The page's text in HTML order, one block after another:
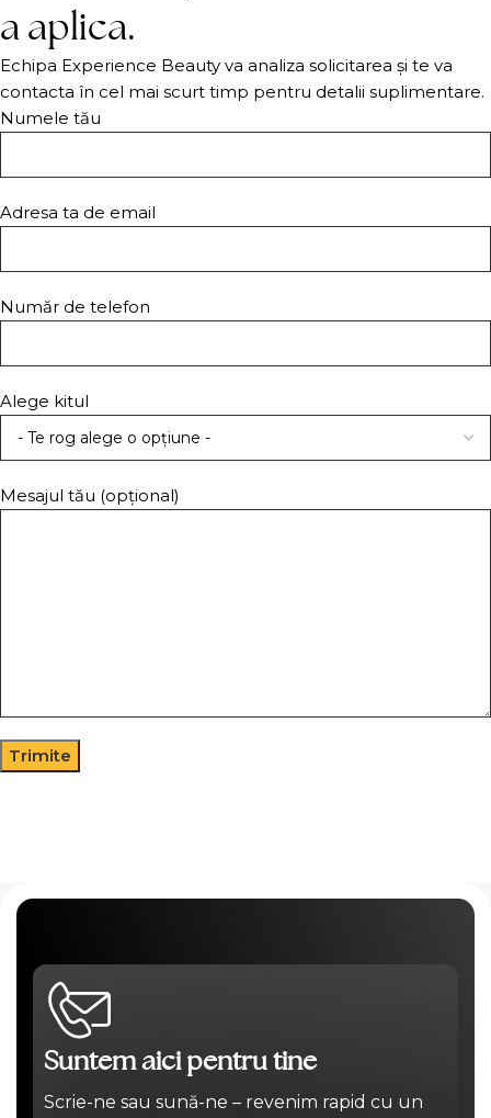
a aplica.
Echipa Experience Beauty va analiza solicitarea și te va
contacta în cel mai scurt timp pentru detalii suplimentare.
Numele tău
Adresa ta de email
Număr de telefon
Alege kitul
Mesajul tău (opțional)
Suntem aici pentru tine
Scrie-ne sau sună-ne – revenim rapid cu un